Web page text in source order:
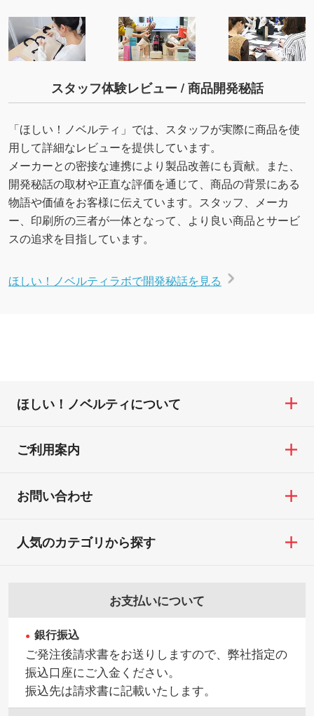
スタッフ体験レビュー / 商品開発秘話
「ほしい！ノベルティ」では、スタッフが実際に商品を使
用して詳細なレビューを提供しています。
メーカーとの密接な連携により製品改善にも貢献。また、
開発秘話の取材や正直な評価を通じて、商品の背景にある
物語や価値をお客様に伝えています。スタッフ、メーカ
ー、印刷所の三者が一体となって、より良い商品とサービ
スの追求を目指しています。
ほしい！ノベルティラボで開発秘話を見る
ほしい！ノベルティについて
ご利用案内
お問い合わせ
お支払いについて
銀行振込
ご発注後請求書をお送りしますので、弊社指定の
振込口座にご入金ください。
振込先は請求書に記載いたします。
人気のカテゴリから探す